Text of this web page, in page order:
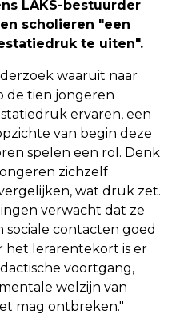
LAKS-bestuurder
scholieren "een
te uiten".
waaruit naar
de tien jongeren
ervaren, een
van begin deze
spelen een rol. Denk
zichzelf
wat druk zet.
verwacht dat ze
sociale contacten goed
het lerarentekort is er
voortgang,
welzijn van
mag ontbreken."